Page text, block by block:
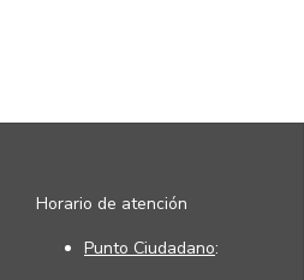
Horario de atención
Punto Ciudadano: